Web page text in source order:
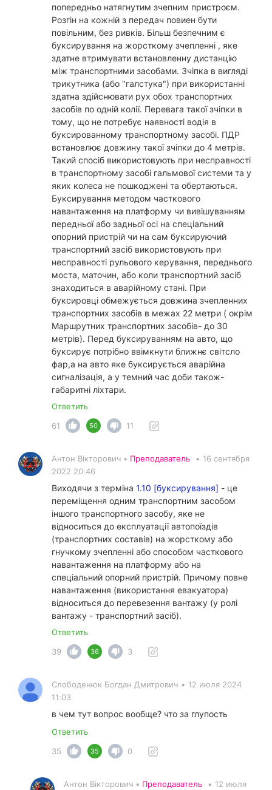
попередньо натягнутим зчепним пристроєм.
Розгін на кожній з передач повиен бути
повільним, без ривків. Більш безпечним є
буксирування на жорсткому зчепленні , яке
здатне втримувати встановленну дистанцію
між транспортними засобами. Зчіпка в вигляді
трикутника (або "галстука") при використанні
здатна здійснювати рух обох транспортних
засобів по одній колії. Перевага такої зчіпки в
тому, що не потребує наявності водія в
буксированному транспортному засобі. ПДР
встановлює довжину такої зчіпки до 4 метрів.
Такий спосіб використовують при несправності
в транспортному засобі гальмової системи та у
яких колеса не пошкоджені та обертаються.
Буксирування методом часткового
навантаження на платформу чи вивішуванням
передньої або задньої осі на спеціальний
опорний пристрій чи на сам буксируючий
транспортний засіб використовують при
несправності рульового керування, переднього
моста, маточин, або коли транспортний засіб
знаходиться в аварійному стані. При
буксировці обмежується довжина зчепленних
транспортних засобів в межах 22 метри ( окрім
Маршрутних транспортних засобів- до 30
метрів). Перед буксируванням на авто, що
буксирує потрібно ввімкнути ближнє світсло
фар,а на авто яке буксирується аварійна
сигналізація, а у темний час доби також-
габаритні ліхтари.
Ответить
61
50 11
Антон Вікторович • Преподаватель • 16 сентября
2022 20:46
Виходячи з терміна 1.10 [буксирування] - це
переміщення одним транспортним засобом
іншого транспортного засобу, яке не
відноситься до експлуатації автопоїздів
(транспортних составів) на жорсткому або
гнучкому зчепленні або способом часткового
навантаження на платформу або на
спеціальний опорний пристрій. Причому повне
навантаження (використання евакуатора)
відноситься до перевезення вантажу (у ролі
вантажу - транспортний засіб).
Ответить
39
36 3
Слободенюк Богдан Дмитрович • 12 июля 2024
11:03
в чем тут вопрос вообще? что за глупость
Ответить
35
35 0
Антон Вікторович • Преподаватель • 12 июля